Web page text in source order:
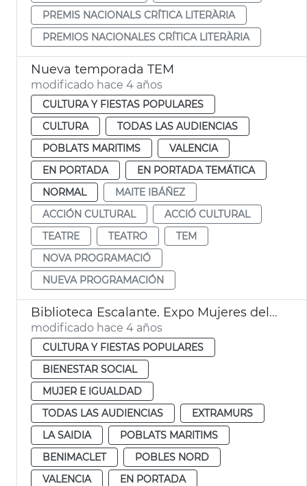
PREMIS NACIONALS CRÍTICA LITERÀRIA
PREMIOS NACIONALES CRÍTICA LITERÀRIA
Nueva temporada TEM
modificado hace 4 años
CULTURA Y FIESTAS POPULARES
CULTURA
TODAS LAS AUDIENCIAS
POBLATS MARITIMS
VALENCIA
EN PORTADA
EN PORTADA TEMÁTICA
NORMAL
MAITE IBÁÑEZ
ACCIÓN CULTURAL
ACCIÓ CULTURAL
TEATRE
TEATRO
TEM
NOVA PROGRAMACIÓ
NUEVA PROGRAMACIÓN
Biblioteca Escalante. Expo Mujeres del Mundo
modificado hace 4 años
CULTURA Y FIESTAS POPULARES
BIENESTAR SOCIAL
MUJER E IGUALDAD
TODAS LAS AUDIENCIAS
EXTRAMURS
LA SAIDIA
POBLATS MARITIMS
BENIMACLET
POBLES NORD
VALENCIA
EN PORTADA